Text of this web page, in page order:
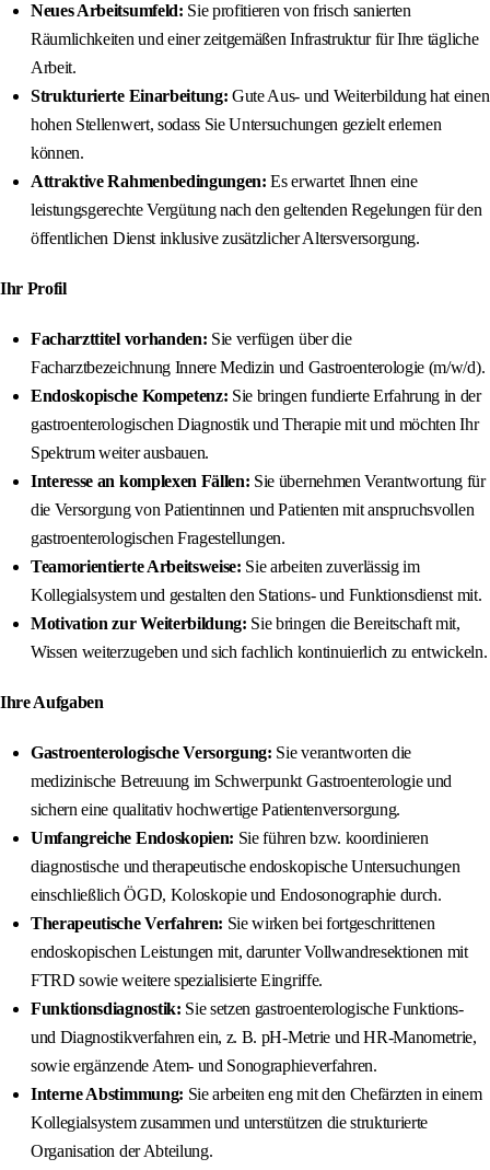
Neues Arbeitsumfeld: Sie profitieren von frisch sanierten
Räumlichkeiten und einer zeitgemäßen Infrastruktur für Ihre tägliche
Arbeit.
Strukturierte Einarbeitung: Gute Aus- und Weiterbildung hat einen
hohen Stellenwert, sodass Sie Untersuchungen gezielt erlernen
können.
Attraktive Rahmenbedingungen: Es erwartet Ihnen eine
leistungsgerechte Vergütung nach den geltenden Regelungen für den
öffentlichen Dienst inklusive zusätzlicher Altersversorgung.
Ihr Profil
Facharzttitel vorhanden: Sie verfügen über die
Facharztbezeichnung Innere Medizin und Gastroenterologie (m/w/d).
Endoskopische Kompetenz: Sie bringen fundierte Erfahrung in der
gastroenterologischen Diagnostik und Therapie mit und möchten Ihr
Spektrum weiter ausbauen.
Interesse an komplexen Fällen: Sie übernehmen Verantwortung für
die Versorgung von Patientinnen und Patienten mit anspruchsvollen
gastroenterologischen Fragestellungen.
Teamorientierte Arbeitsweise: Sie arbeiten zuverlässig im
Kollegialsystem und gestalten den Stations- und Funktionsdienst mit.
Motivation zur Weiterbildung: Sie bringen die Bereitschaft mit,
Wissen weiterzugeben und sich fachlich kontinuierlich zu entwickeln.
Ihre Aufgaben
Gastroenterologische Versorgung: Sie verantworten die
medizinische Betreuung im Schwerpunkt Gastroenterologie und
sichern eine qualitativ hochwertige Patientenversorgung.
Umfangreiche Endoskopien: Sie führen bzw. koordinieren
diagnostische und therapeutische endoskopische Untersuchungen
einschließlich ÖGD, Koloskopie und Endosonographie durch.
Therapeutische Verfahren: Sie wirken bei fortgeschrittenen
endoskopischen Leistungen mit, darunter Vollwandresektionen mit
FTRD sowie weitere spezialisierte Eingriffe.
Funktionsdiagnostik: Sie setzen gastroenterologische Funktions-
und Diagnostikverfahren ein, z. B. pH-Metrie und HR-Manometrie,
sowie ergänzende Atem- und Sonographieverfahren.
Interne Abstimmung: Sie arbeiten eng mit den Chefärzten in einem
Kollegialsystem zusammen und unterstützen die strukturierte
Organisation der Abteilung.